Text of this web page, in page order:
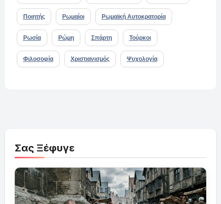
Ποιητής Ρωμαίοι Ρωμαϊκή Αυτοκρατορία
Ρωσία Ρώμη Σπάρτη Τούρκοι
Φιλοσοφία Χριστιανισμός Ψυχολογία
Σας Ξέφυγε